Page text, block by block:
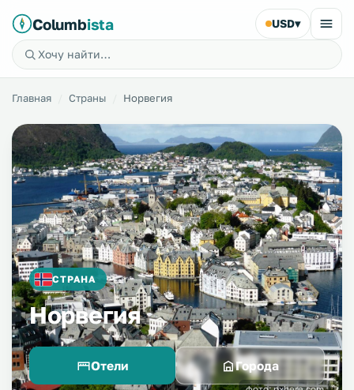
Columbista USD▾
Главная Страны Норвегия
СТРАНА
Норвегия
Отели Города